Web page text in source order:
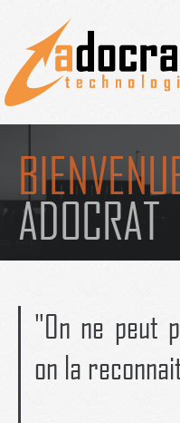
ACCUEIL
SERVICES
CONTACT
BLOGUE
VIE PRIVÉE
ADOCRAT
"On ne peut
on la